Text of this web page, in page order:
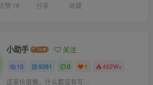
点赞 19 分享 收藏
小助手 关注
10 9261 0 1 452W+
这家伙很懒，什么都没有写...